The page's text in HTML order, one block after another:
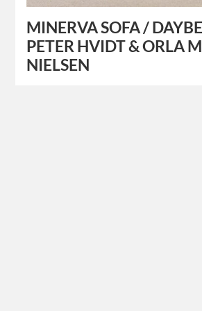
MINERVA SOFA /
PETER HVIDT & ORLA
NIELSEN